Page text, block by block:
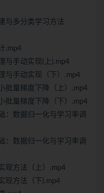
与多分类学习方法
.mp4
与手动实现(上).mp4
与手动实现（下）.mp4
批量梯度下降（上）.mp4
批量梯度下降（下）.mp4
：数据归一化与学习率调
：数据归一化与学习率调
现方法（上）.mp4
现方法（下).mp4